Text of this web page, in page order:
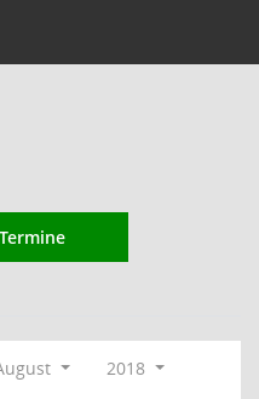
Termine
2018